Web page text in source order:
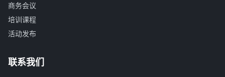
商务会议
培训课程
活动发布
联系我们